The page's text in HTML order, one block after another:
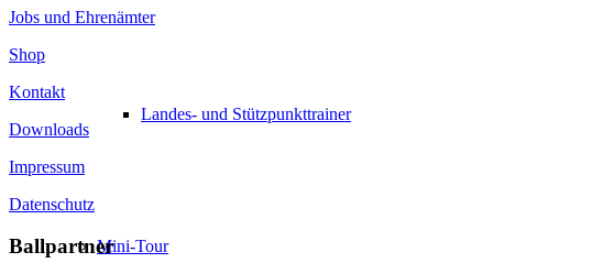
Landes- und Stützpunkttrainer
Mini-Tour
Jobs und Ehrenämter
Shop
Kontakt
Downloads
Impressum
Datenschutz
Ballpartner